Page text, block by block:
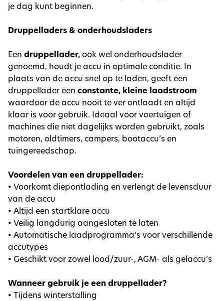
je dag kunt beginnen.
Druppelladers & onderhoudsladers
Een druppellader,ook wel onderhoudslader
genoemd, houdt je accu in optimale conditie. In
plaats van de accu snel op te laden, geeft een
druppellader een constante, kleine laadstroom
waardoor de accu nooit te ver ontlaadt en altijd
klaar is voor gebruik. Ideaal voor voertuigen of
machines die niet dagelijks worden gebruikt, zoals
motoren, oldtimers, campers, bootaccu’s en
tuingereedschap.
Voordelen van een druppellader:
• Voorkomt diepontlading en verlengt de levensduur
van de accu
• Altijd een startklare accu
• Veilig langdurig aangesloten te laten
• Automatische laadprogramma’s voor verschillende
accutypes
• Geschikt voor zowel lood/zuur-, AGM- als gelaccu’s
Wanneer gebruik je een druppellader?
• Tijdens winterstalling